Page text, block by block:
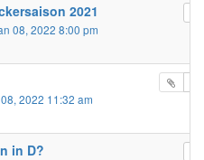
2021
08, 2022 8:00 pm
2022 11:32 am
in D?